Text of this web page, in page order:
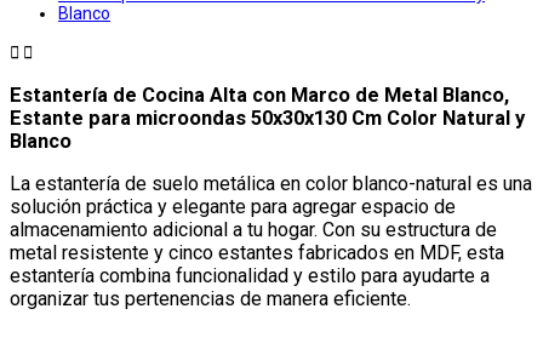
 
Estantería de Cocina Alta con Marco de Metal Blanco,
Estante para microondas 50x30x130 Cm Color Natural y
Blanco
La estantería de suelo metálica en color blanco-natural es una
solución práctica y elegante para agregar espacio de
almacenamiento adicional a tu hogar. Con su estructura de
metal resistente y cinco estantes fabricados en MDF, esta
estantería combina funcionalidad y estilo para ayudarte a
organizar tus pertenencias de manera eficiente.